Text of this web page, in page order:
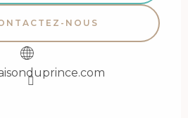
NOUS